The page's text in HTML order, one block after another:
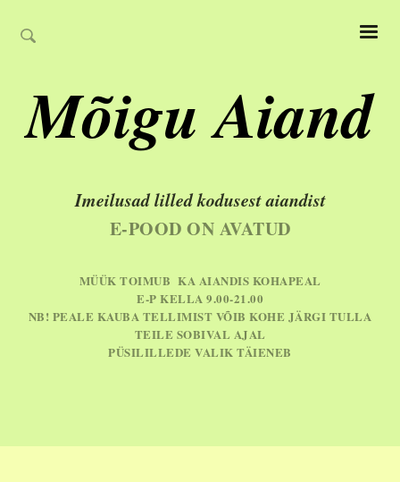
Mõigu Aiand
Imeilusad lilled kodusest aiandist
E-POOD ON AVATUD
MÜÜK TOIMUB KA AIANDIS KOHAPEAL
E-P KELLA 9.00-21.00
NB! PEALE KAUBA TELLIMIST VÕIB KOHE JÄRGI TULLA
TEILE SOBIVAL AJAL
PÜSILILLEDE VALIK TÄIENEB